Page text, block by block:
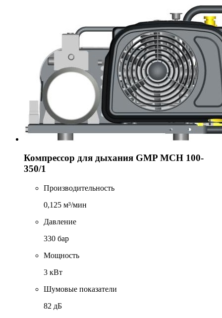
Компрессор для дыхания GMP MCH 100-
350/1
Производительность
0,125 м³/мин
Давление
330 бар
Мощность
3 кВт
Шумовые показатели
82 дБ